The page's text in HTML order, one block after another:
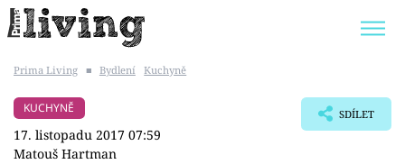
BYDLENÍ SLAVNÝCH
Prima Living ■ Bydlení Kuchyně
KUCHYNĚ
17. listopadu 2017 07:59
Matouš Hartman
SDÍLET